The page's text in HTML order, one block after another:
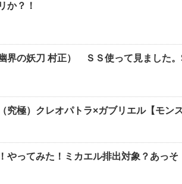
か？！
界の妖刀 村正） ＳＳ使って見ました
究極）クレオパトラ×ガブリエル【モンス
やってみた！ミカエル排出対象？あっそ